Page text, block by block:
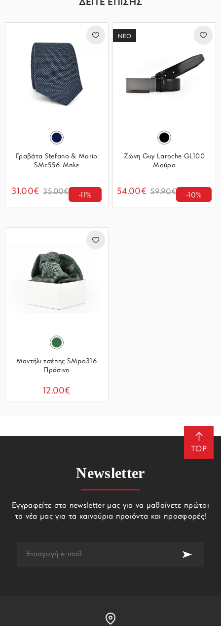
ΔΕΙΤΕ ΕΠΙΣΗΣ
Γραβάτα Stefano & Mario
SMc556 Μπλε
31.00€ 35.00€ -11%
ΝΕΟ
Ζώνη Guy Laroche GL100
Μαύρο
54.00€ 59.90€ -10%
Μαντήλι τσέπης SMpo316
Πράσινο
12.00€
TOP
Newsletter
Εγγραφείτε στο newsletter μας για να μαθαίνετε πρώτοι
τα νέα μας για τα καινούρια προιόντα και προσφορές!